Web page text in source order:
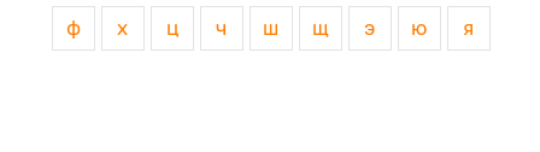
ф х ц ч ш щ э ю я